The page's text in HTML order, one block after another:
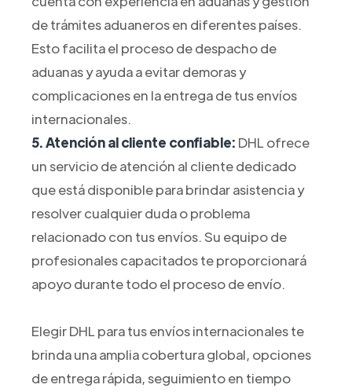
de trámites aduaneros en diferentes países.
Esto facilita el proceso de despacho de
aduanas y ayuda a evitar demoras y
complicaciones en la entrega de tus envíos
internacionales.
5. Atención al cliente confiable: DHL ofrece
un servicio de atención al cliente dedicado
que está disponible para brindar asistencia y
resolver cualquier duda o problema
relacionado con tus envíos. Su equipo de
profesionales capacitados te proporcionará
apoyo durante todo el proceso de envío.
Elegir DHL para tus envíos internacionales te
brinda una amplia cobertura global, opciones
de entrega rápida, seguimiento en tiempo